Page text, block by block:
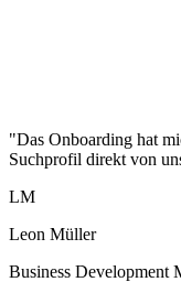
"Das Onboarding hat
Suchprofil direkt von
LM
Leon Müller
Business Development